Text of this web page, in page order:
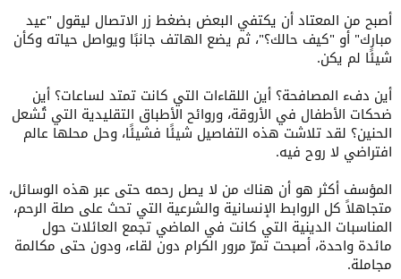
أصبح من المعتاد أن يكتفي البعض بضغط زر الاتصال ليقول "عيد
مبارك" أو "كيف حالك؟"، ثم يضع الهاتف جانبًا ويواصل حياته وكأن
شيئًا لم يكن.
أين دفء المصافحة؟ أين اللقاءات التي كانت تمتد لساعات؟ أين
ضحكات الأطفال في الأروقة، وروائح الأطباق التقليدية التي تُشعل
الحنين؟ لقد تلاشت هذه التفاصيل شيئًا فشيئًا، وحل محلها عالم
افتراضي لا روح فيه.
المؤسف أكثر هو أن هناك من لا يصل رحمه حتى عبر هذه الوسائل،
متجاهلاً كل الروابط الإنسانية والشرعية التي تحث على صلة الرحم،
المناسبات الدينية التي كانت في الماضي تجمع العائلات حول
مائدة واحدة، أصبحت تمرّ مرور الكرام دون لقاء، ودون حتى مكالمة
مجاملة.